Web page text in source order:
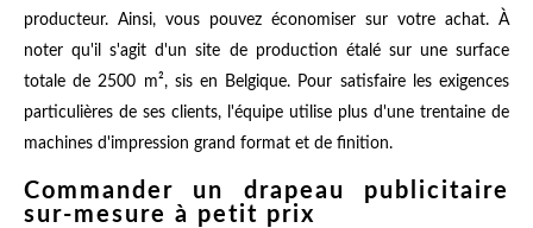
producteur. Ainsi, vous pouvez économiser sur votre achat. À
noter qu'il s'agit d'un site de production étalé sur une surface
totale de 2500 m², sis en Belgique. Pour satisfaire les exigences
particulières de ses clients, l'équipe utilise plus d'une trentaine de
machines d'impression grand format et de finition.
Commander un drapeau publicitaire
sur-mesure à petit prix